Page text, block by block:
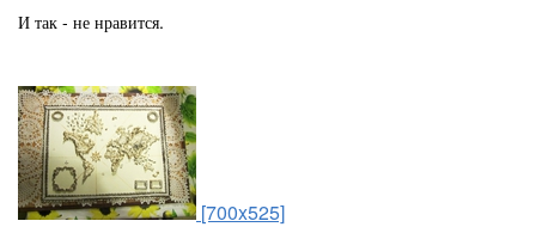
И так - не нравится.
[700x525]